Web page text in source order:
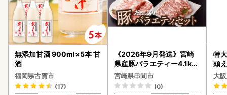
無添加甘酒 900ml×5本 甘
酒
福岡県古賀市
(17)
《2026年9月発送》宮崎
県産豚バラエティー4.1kg
セット_K033-057-2609
宮崎県串間市
(0)
特
頭
大